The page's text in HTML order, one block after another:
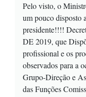
Pelo visto, o
um pouco disposto
presidente!!!!
DE 2019, que
profissional e os
observados para a
Grupo-Direção e
das Funções